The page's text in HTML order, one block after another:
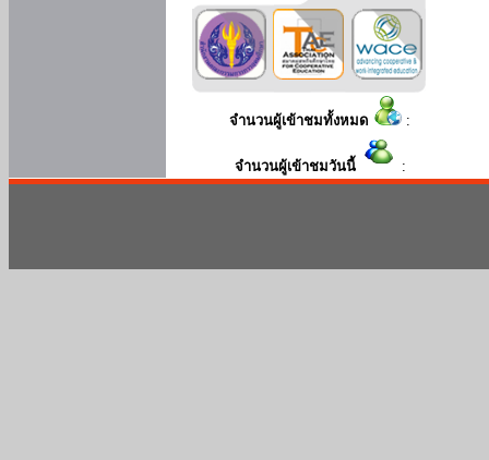
จำนวนผู้เข้าชมทั้งหมด :
จำนวนผู้เข้าชมวันนี้ :